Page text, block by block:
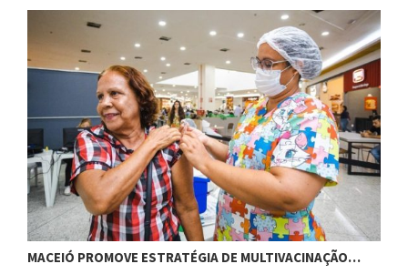
MACEIÓ PROMOVE ESTRATÉGIA DE MULTIVACINAÇÃO…